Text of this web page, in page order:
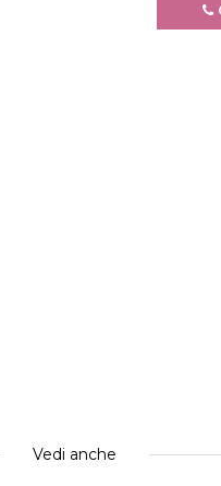
Vedi anche